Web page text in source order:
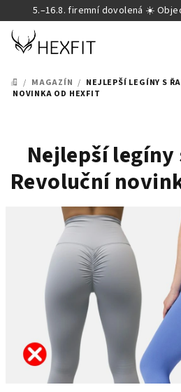
na
obsah
5.–16.8. firemní dovolená ☀️
DOMŮ
/ MAGAZÍN / NEJLEPŠÍ LEGÍNY S
NOVINKA OD HEXFIT
Nejlepší legíny
Revoluční